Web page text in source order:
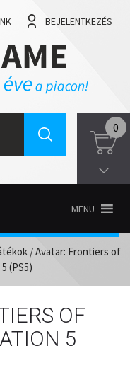
BEJELENTKEZÉS
0
MENU
/ Avatar: Frontiers of
(PS5)
OF
5